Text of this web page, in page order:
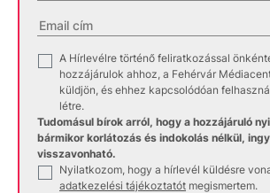
A Hírlevélre történő feliratkozással
hozzájárulok ahhoz, a Fehérvár
küldjön, és ehhez kapcsolódóan
létre.
Tudomásul bírok arról, hogy a hozzájáruló
bármikor korlátozás és indokolás nélkül,
visszavonható.
Nyilatkozom, hogy a hírlevél küldésre
adatkezelési tájékoztatót megismertem.